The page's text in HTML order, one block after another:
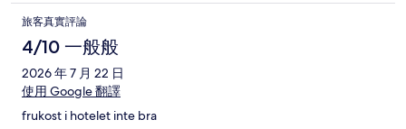
旅客真實評論
4/10 一般般
2026 年 7 月 22 日
使用 Google 翻譯
frukost i hotelet inte bra